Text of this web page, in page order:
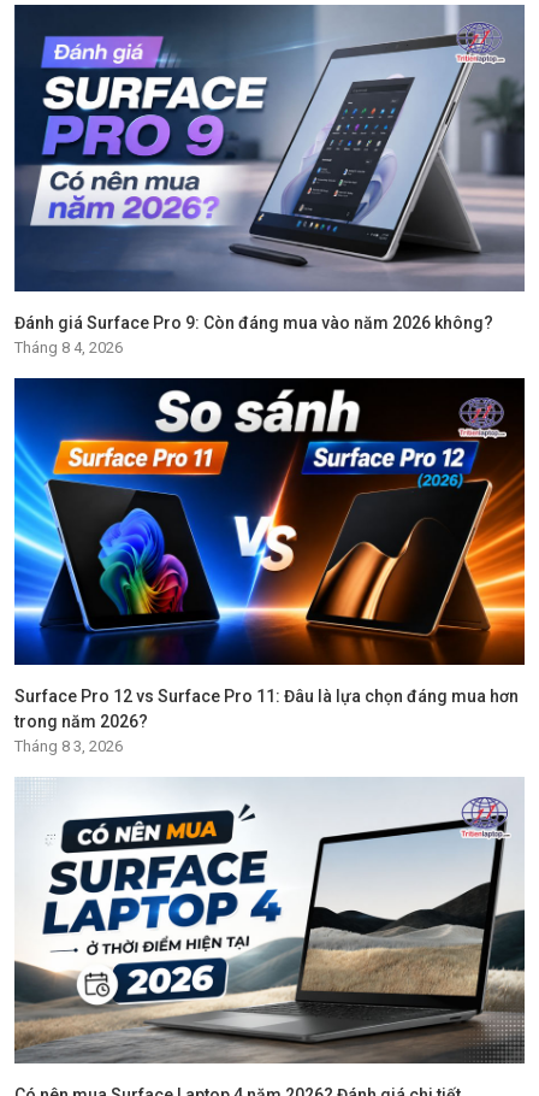
Đánh giá Surface Pro 9: Còn đáng mua vào năm 2026 không?
Tháng 8 4, 2026
Surface Pro 12 vs Surface Pro 11: Đâu là lựa chọn đáng mua hơn
trong năm 2026?
Tháng 8 3, 2026